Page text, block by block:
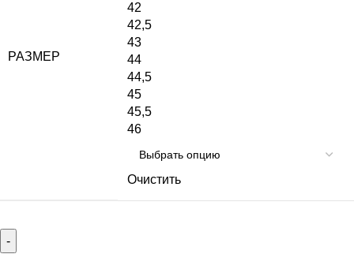
РАЗМЕР
42
42,5
43
44
44,5
45
45,5
46
Очистить